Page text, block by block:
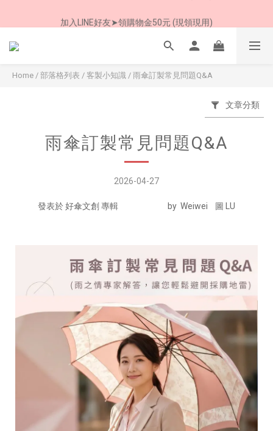
7/30-8/24 全館買就送 雨傘收納袋(乙個)
Home / 部落格列表 / 客製小知識 / 雨傘訂製常見問題Q&A
文章分類
雨傘訂製常見問題Q&A
2026-04-27
發表於 好傘文創 專輯 by Weiwei 圖 LU